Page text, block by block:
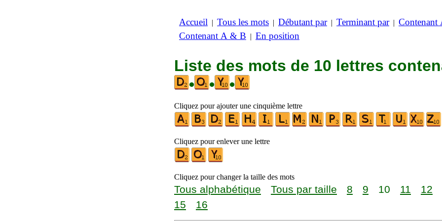
Accueil | Tous les mots | Débutant par| Terminant par| Contenant
Contenant A & B | En position
Liste des mots de 10 lettres
•
• •
Cliquez pour ajouter une cinquième lettre
Cliquez pour enlever une lettre
Cliquez pour changer la taille des mots
Tous alphabétique Tous par taille 8 9 10 11 12
15
16